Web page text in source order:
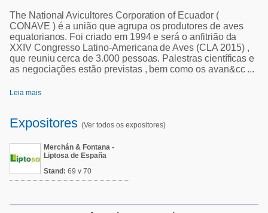
Micotoxinas
Suinocultura
Mascotas
The National Avicultores Corporation of Ecuador (
CONAVE ) é a união que agrupa os produtores de aves
equatorianos. Foi criado em 1994 e será o anfitrião da
XXIV Congresso Latino-Americana de Aves (CLA 2015) ,
que reuniu cerca de 3.000 pessoas. Palestras científicas e
as negociações estão previstas , bem como os avan&cc ...
Leia mais
Expositores (Ver todos os expositores)
Merchán & Fontana -
Liptosa de España
Stand: 69 y 70